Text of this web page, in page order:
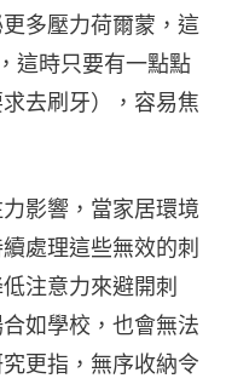
多壓力荷爾蒙，這
這時只要有一點點
去刷牙），容易焦
影響，當家居環境
處理這些無效的刺
注意力來避開刺
如學校，也會無法
更指，無序收納令